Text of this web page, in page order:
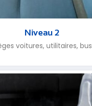
Niveau 2
voitures, utilitaires, bus